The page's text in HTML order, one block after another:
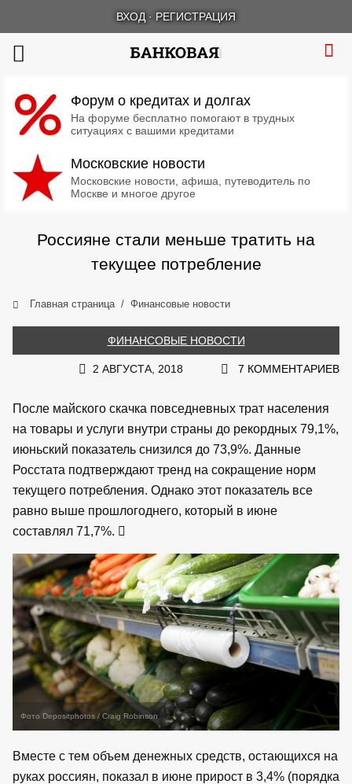
ВХОД · РЕГИСТРАЦИЯ
Форум о кредитах и долгах
На форуме бесплатно помогают в трудных
ситуациях с вашими кредитами
Московские новости
Московские новости, афиша, путеводитель по
Москве и многое другое
Россияне стали меньше тратить на
текущее потребление
Главная страница Финансовые новости
ФИНАНСОВЫЕ НОВОСТИ
2 АВГУСТА, 2018 7 КОММЕНТАРИЕВ
После майского скачка повседневных трат населения
на товары и услуги внутри страны до рекордных 79,1%,
июньский показатель снизился до 73,9%. Данные
Росстата подтверждают тренд на сокращение норм
текущего потребления. Однако этот показатель все
равно выше прошлогоднего, который в июне
составлял 71,7%.
Фото Depositphotos / Craig Robinson
Вместе с тем объем денежных средств, остающихся на
руках россиян, показал в июне прирост в 3,4% (порядка